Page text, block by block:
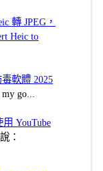
轉 JPEG，
Heic to
軟體 2025
go...
用 YouTube
：